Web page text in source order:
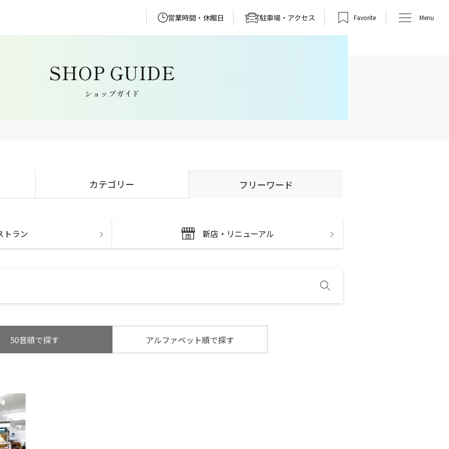
営業時間・休館日 駐車場・アクセス Favorite Menu
ショップガイド
カテゴリー フリーワード
トラン 新店・リニューアル
50音順で探す アルファベット順で探す